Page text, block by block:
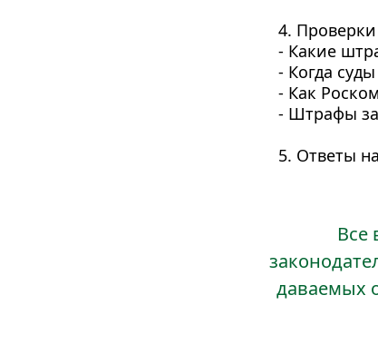
4.
- Какие
- Когда
- Как
- Штрафы
5. Ответы
Все
даваемых